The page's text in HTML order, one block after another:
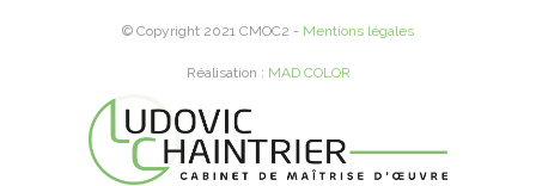
© Copyright 2021 CMOC2 - Mentions légales
Réalisation : MAD COLOR